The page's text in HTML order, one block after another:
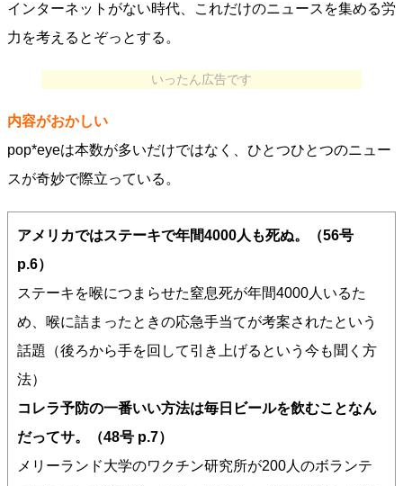
インターネットがない時代、これだけのニュースを集める労
力を考えるとぞっとする。
いったん広告です
内容がおかしい
pop*eyeは本数が多いだけではなく、ひとつひとつのニュー
スが奇妙で際立っている。
アメリカではステーキで年間4000人も死ぬ。（56号
p.6）
ステーキを喉につまらせた窒息死が年間4000人いるた
め、喉に詰まったときの応急手当てが考案されたという
話題（後ろから手を回して引き上げるという今も聞く方
法）
コレラ予防の一番いい方法は毎日ビールを飲むことなん
だってサ。（48号 p.7）
メリーランド大学のワクチン研究所が200人のボランテ